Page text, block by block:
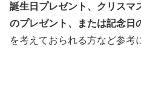
誕生日プレゼント、クリスマ
のプレゼント、または記念日
を考えておられる方など参考